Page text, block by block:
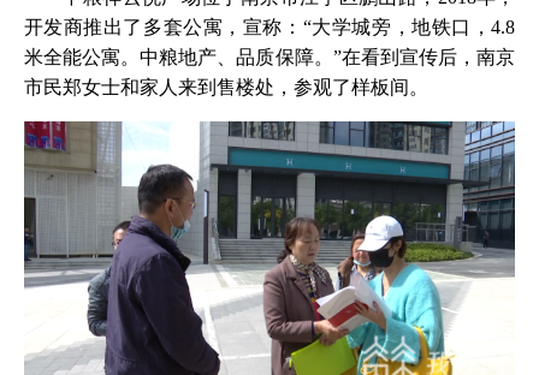
开发商推出了多套公寓，宣称：“大学城旁，地铁口，4.8
米全能公寓。中粮地产、品质保障。”在看到宣传后，南京
市民郑女士和家人来到售楼处，参观了样板间。